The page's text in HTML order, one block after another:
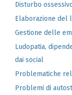
Disturbo
Elaborazione del
Gestione delle
Ludopatia,
dai social
Problematiche
Problemi di